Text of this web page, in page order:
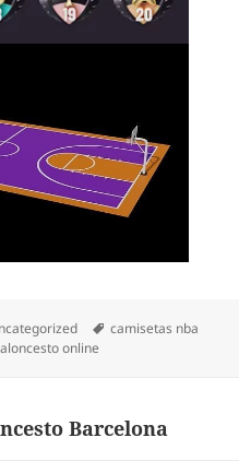
Etiquetas
camisetas nba
online
Barcelona